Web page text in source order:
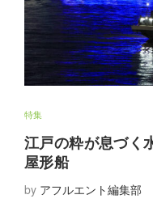
特集
江戸の粋が息づ
屋形船
by アフルエント編集部